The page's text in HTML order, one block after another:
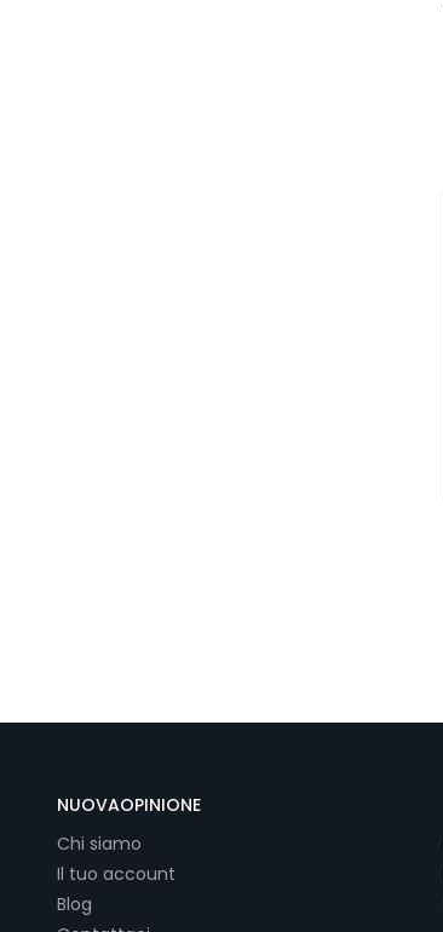
NUOVAOPINIONE
Chi siamo
Il tuo account
Blog